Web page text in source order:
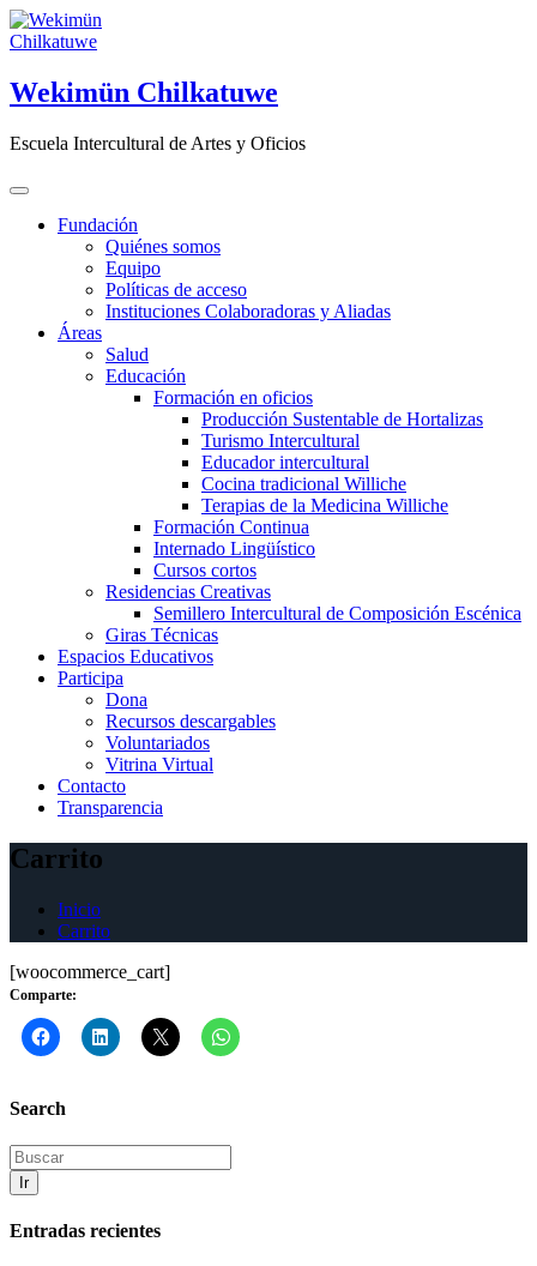
Saltar
al
Wekimün Chilkatuwe
Escuela Intercultural de Artes y Oficios
Fundación
Quiénes somos
Equipo
Políticas de acceso
Instituciones Colaboradoras y Aliadas
Áreas
Salud
Educación
Formación en oficios
Producción Sustentable de Hortalizas
Turismo Intercultural
Educador intercultural
Cocina tradicional Williche
Terapias de la Medicina Williche
Formación Continua
Internado Lingüístico
Cursos cortos
Residencias Creativas
Semillero Intercultural de Composición Escénica
Giras Técnicas
Espacios Educativos
Participa
Dona
Recursos descargables
Voluntariados
Vitrina Virtual
Contacto
Transparencia
Carrito
Inicio
Carrito
[woocommerce_cart]
Comparte:
Search
Ir
Entradas recientes